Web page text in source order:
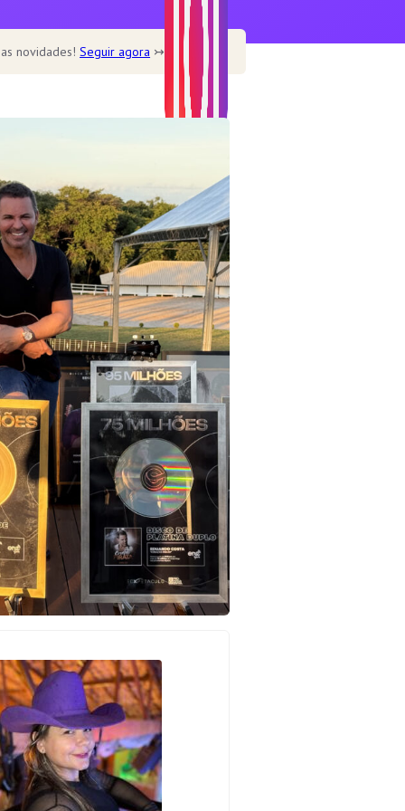
novidades!Seguir agora ↣
Home
Home – Recipe blog
Home – Cafe
Recipe
Healthy
Soup
Desserts
Dine out
Features
Single post templates
Contact